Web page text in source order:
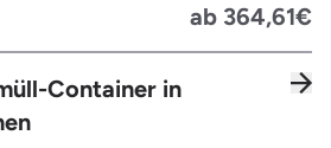
Holz (=schadstoffbelastet),
oder verbranntes Holz, Fensterrahmen,
Pflanzfähle, Jägerzaun
ab 364,61€
Container in